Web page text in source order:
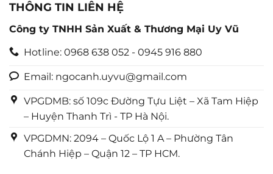
THÔNG TIN LIÊN HỆ
Công ty TNHH Sản Xuất & Thương Mại Uy Vũ
Hotline: 0968 638 052 - 0945 916 880
Email: ngocanh.uyvu@gmail.com
VPGDMB: số 109c Đường Tựu Liệt – Xã Tam Hiệp
– Huyện Thanh Trì - TP Hà Nội.
VPGDMN: 2094 – Quốc Lộ 1 A – Phường Tân
Chánh Hiệp – Quận 12 – TP HCM.